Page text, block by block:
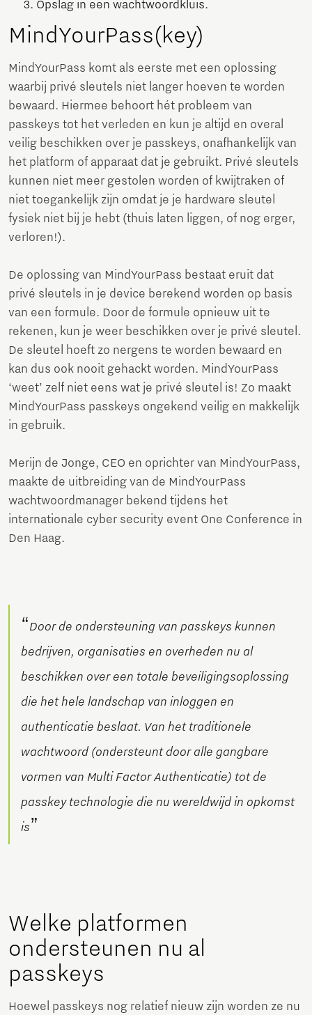
Opslag in een wachtwoordkluis.
MindYourPass(key)
MindYourPass komt als eerste met een oplossing
waarbij privé sleutels niet langer hoeven te worden
bewaard. Hiermee behoort hét probleem van
passkeys tot het verleden en kun je altijd en overal
veilig beschikken over je passkeys, onafhankelijk van
het platform of apparaat dat je gebruikt. Privé sleutels
kunnen niet meer gestolen worden of kwijtraken of
niet toegankelijk zijn omdat je je hardware sleutel
fysiek niet bij je hebt (thuis laten liggen, of nog erger,
verloren!).
De oplossing van MindYourPass bestaat eruit dat
privé sleutels in je device berekend worden op basis
van een formule. Door de formule opnieuw uit te
rekenen, kun je weer beschikken over je privé sleutel.
De sleutel hoeft zo nergens te worden bewaard en
kan dus ook nooit gehackt worden. MindYourPass
‘weet’ zelf niet eens wat je privé sleutel is! Zo maakt
MindYourPass passkeys ongekend veilig en makkelijk
in gebruik.
Merijn de Jonge, CEO en oprichter van MindYourPass,
maakte de uitbreiding van de MindYourPass
wachtwoordmanager bekend tijdens het
internationale cyber security event One Conference in
Den Haag.
“Door de ondersteuning van passkeys kunnen
bedrijven, organisaties en overheden nu al
beschikken over een totale beveiligingsoplossing
die het hele landschap van inloggen en
authenticatie beslaat. Van het traditionele
wachtwoord (ondersteunt door alle gangbare
vormen van Multi Factor Authenticatie) tot de
passkey technologie die nu wereldwijd in opkomst
is”
Welke platformen
ondersteunen nu al
passkeys
Hoewel passkeys nog relatief nieuw zijn worden ze nu